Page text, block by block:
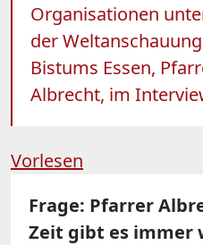
Organisationen
der
Bistums Essen,
Albrecht, im
Vorlesen
Frage: Pfarrer
Zeit gibt es immer